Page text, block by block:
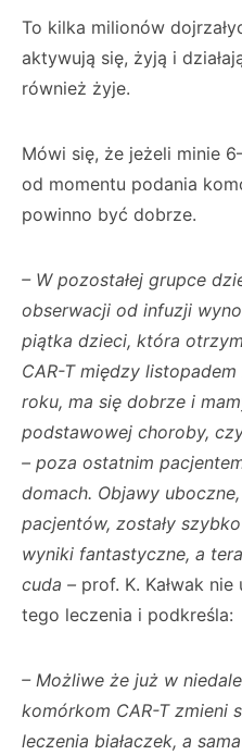
To kilka milionów
aktywują się, żyją i
również żyje.
Mówi się, że jeżeli minie
od momentu podania
powinno być dobrze.
– W pozostałej grupce
obserwacji od infuzji
piątka dzieci, która
CAR-T między
roku, ma się dobrze i
podstawowej choroby,
– poza ostatnim
domach. Objawy
pacjentów, zostały
wyniki fantastyczne, a
cuda – prof. K. Kałwak
tego leczenia i podkreśla:
– Możliwe że już w
komórkom CAR-T zmieni
leczenia białaczek, a